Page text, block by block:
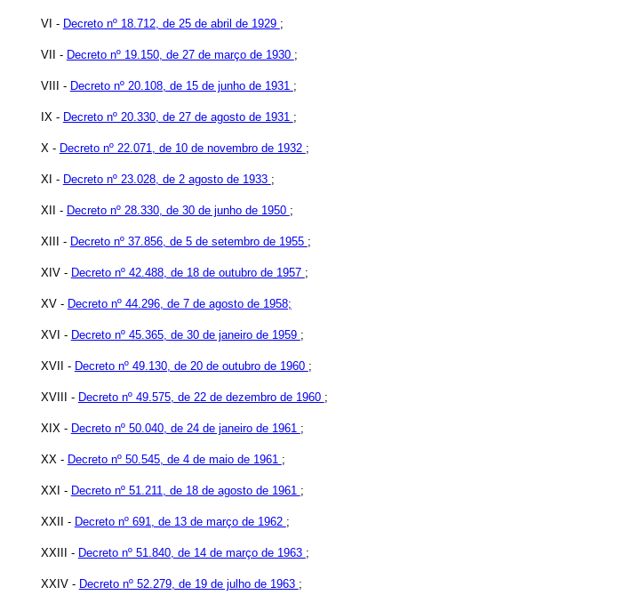
VI - Decreto nº 18.712, de 25 de abril de 1929 ;
VII - Decreto nº 19.150, de 27 de março de 1930 ;
VIII - Decreto nº 20.108, de 15 de junho de 1931 ;
IX - Decreto nº 20.330, de 27 de agosto de 1931 ;
X - Decreto nº 22.071, de 10 de novembro de 1932 ;
XI - Decreto nº 23.028, de 2 agosto de 1933 ;
XII - Decreto nº 28.330, de 30 de junho de 1950 ;
XIII - Decreto nº 37.856, de 5 de setembro de 1955 ;
XIV - Decreto nº 42.488, de 18 de outubro de 1957 ;
XV - Decreto nº 44.296, de 7 de agosto de 1958;
XVI - Decreto nº 45.365, de 30 de janeiro de 1959 ;
XVII - Decreto nº 49.130, de 20 de outubro de 1960 ;
XVIII - Decreto nº 49.575, de 22 de dezembro de 1960 ;
XIX - Decreto nº 50.040, de 24 de janeiro de 1961 ;
XX - Decreto nº 50.545, de 4 de maio de 1961 ;
XXI - Decreto nº 51.211, de 18 de agosto de 1961 ;
XXII - Decreto nº 691, de 13 de março de 1962 ;
XXIII - Decreto nº 51.840, de 14 de março de 1963 ;
XXIV - Decreto nº 52.279, de 19 de julho de 1963 ;